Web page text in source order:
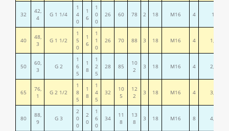
32
42,
4
G 1 1/4
1
4
0
1
6
1
0
0
26 60 78 2 18 М16 4 1,6
40
48,
3
G 1 1/2
1
5
0
1
6
1
1
0
26 70 88 3 18 М16 4 1,78
50
60,
3
G 2
1
6
5
1
8
1
2
5
28 85
10
2
3 18 М16 4 2,43
65
76,
1
G 2 1/2
1
8
5
1
8
1
4
5
32
10
5
12
2
3 18 М16 4 3,18
80
88,
9
G 3
2
0
0
2
0
1
6
0
34
11
8
13
8
3 18 М16 8 4,12